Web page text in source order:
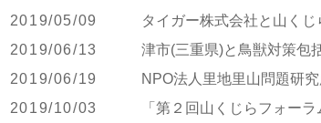
2019/05/09
タイガー株式会社と山く
2019/06/13
津市(三重県)と鳥獣対策包
2019/06/19
NPO法人里地里山問題研
2019/10/03
「第２回山くじらフォー